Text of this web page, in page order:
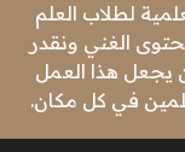
لطلاب العلم
الغني ونقدر
يجعل هذا العمل
في كل مكان.